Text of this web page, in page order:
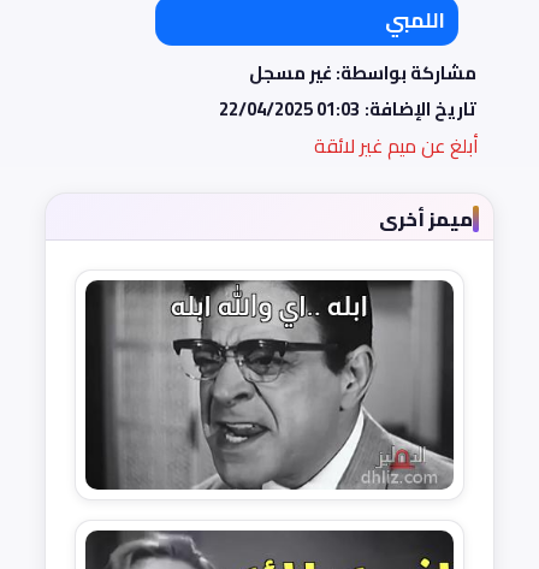
اللمبي
مشاركة بواسطة: غير مسجل
تاريخ الإضافة: 22/04/2025 01:03
أبلغ عن ميم غير لائقة
ميمز أخرى